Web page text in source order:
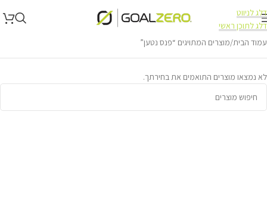
דלג לניווט
דלג לתוכן ראשי
עמוד הבית מוצרים המתויגים “פנס נטען”
לא נמצאו מוצרים התואמים את בחירתך.